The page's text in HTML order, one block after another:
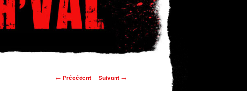
Navigation
des
← Précédent Suivant →